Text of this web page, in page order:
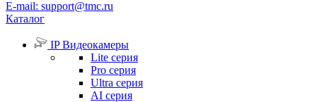
E-mail: support@tmc.ru
Каталог
IP Видеокамеры
Lite серия
Pro серия
Ultra серия
AI серия